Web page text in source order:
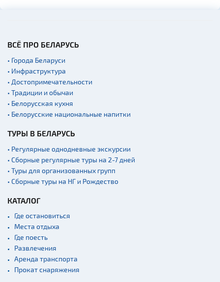
ВСЁ ПРО БЕЛАРУСЬ
• Города Беларуси
• Инфраструктура
• Достопримечательности
• Традиции и обычаи
• Белорусская кухня
• Белорусские национальные напитки
ТУРЫ В БЕЛАРУСЬ
• Регулярные однодневные экскурсии
• Сборные регулярные туры на 2-7 дней
• Туры для организованных групп
• Сборные туры на НГ и Рождество
КАТАЛОГ
Где остановиться
Места отдыха
Где поесть
Развлечения
Аренда транспорта
Прокат снаряжения